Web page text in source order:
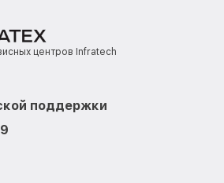
центров Infratech
поддержки